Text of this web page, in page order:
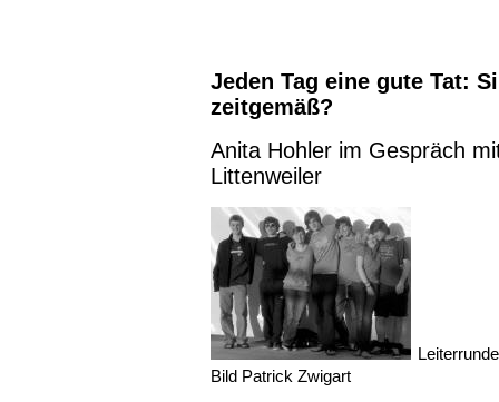
Jeden Tag eine gute Tat:
zeitgemäß?
Anita Hohler im Gespräch
Littenweiler
Bild Patrick Zwigart